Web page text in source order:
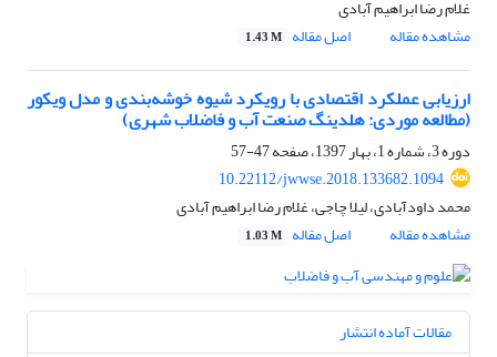
غلام رضا ابراهیم آبادی
مشاهده مقاله
اصل مقاله 1.43 M
ارزیابی عملکرد اقتصادی با رویکرد شیوه‌ خوشه‌بندی و مدل ویکور
(مطالعه‌ موردی: هلدینگ صنعت آب و فاضلاب شهری)
دوره 3، شماره 1، بهار 1397، صفحه
47-57
10.22112/jwwse.2018.133682.1094
محمد داودآبادی، لیلا چاجی، غلام رضا ابراهیم آبادی
مشاهده مقاله
اصل مقاله 1.03 M
مقالات آماده انتشار